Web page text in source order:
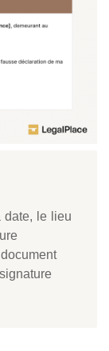
date, le lieu